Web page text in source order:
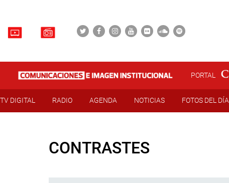
PORTAL
TV DIGITAL RADIO AGENDA NOTICIAS FOTOS DEL DÍA
CONTRASTES